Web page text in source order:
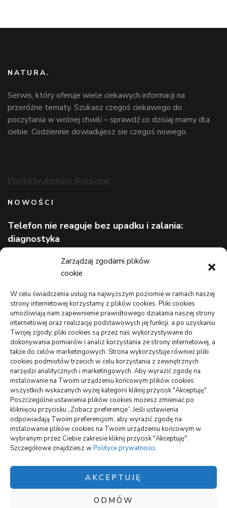
Zarządzaj zgodami plików
cookie
W celu świadczenia usług na najwyższym poziomie w ramach naszej
strony internetowej korzystamy z plików cookies. Pliki cookies
umożliwiają nam zapewnienie prawidłowego działania naszej strony
internetowej oraz realizację podstawowych jej funkcji, a po uzyskaniu
Twojej zgody, pliki cookies są przez nas wykorzystywane do
dokonywania pomiarów i analiz korzystania ze strony internetowej, a
także do celów marketingowych. Strona wykorzystuje również pliki
cookies podmiotów trzecich w celu korzystania z zewnętrznych
narzędzi analitycznych i marketingowych. Aby wyrazić zgodę na
instalowanie na Twoim urządzeniu końcowym plików cookies
wszystkich wskazanych wyżej kategorii kliknij przycisk "Akceptuję".
Poszczególne ustawienia plików cookies możesz zmieniać po
kliknięciu przycisku „Zobacz preferencje”. Jeśli ustawienia
odpowiadają Twoim preferencjom, aby wyrazić zgodę na
instalowanie plików cookies na Twoim urządzeniu końcowym w
wybranym przez Ciebie zakresie kliknij przycisk "Akceptuję".
Szczegółowe znajdziesz wPolityce prywatności.
AKCEPTUJĘ
ODMÓW
NATURA.
Serwis, który oferuje wiele ciekawych informacji na
przeróżne tematy. Szukasz czegoś ciekawego do
poczytania w wolnej chwili – sprawdź co dzisiaj mamy dla
ciebie. Codziennie dowiadujesz sie czegoś nowego.
Projekty domów Rzeszów
NOWOŚCI
Telefon nie reaguje bez upadku i zalania:
diagnostyka
Wizerunek eksperta bez rozpoznawalnej marki
Lekarz bez kolejki na wakacjach: gdzie szukać
pomocy
TO WARTO CZYTAĆ
Monitoring oferowany przez Agencję Ochrony Votum z
Bydgoszczy
Crunchysnack: spory wybór smacznych zagryzek
Jak można uniknąć dodatkowych kosztów podczas
wynajmu samochodu
wizytówki nap
Polityka plików cookies (EU)
Polityka prywatności